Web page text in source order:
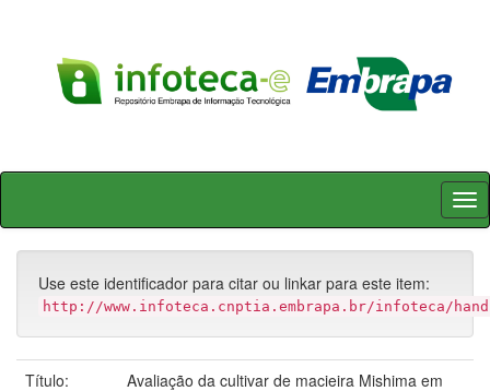
Skip
Use este identificador para citar ou linkar para este item:
http://www.infoteca.cnptia.embrapa.br/infoteca/
Título:
Avaliação da cultivar de macieira Mishima em